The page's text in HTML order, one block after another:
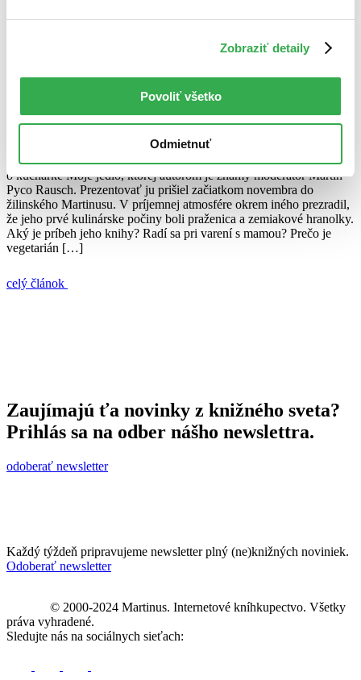
Zobraziť detaily
Povoliť všetko
Odmietnuť
Martin Pyco Rausch: Radšej som dal knihe šancu, než by som
Katarína Marčeková
Pôvodne vianočný darček, dnes kniha plná receptov. Reč je
o kuchárke Moje jedlo, ktorej autorom je známy moderátor Martin
Pyco Rausch. Prezentovať ju prišiel začiatkom novembra do
žilinského Martinusu. V príjemnej atmosfére okrem iného prezradil,
že jeho prvé kulinárske počiny boli praženica a zemiakové hranolky.
Aký je príbeh jeho knihy? Radí sa pri varení s mamou? Prečo je
vegetarián […]
celý článok
Zaujímajú ťa novinky z knižného sveta?
Prihlás sa na odber nášho newslettra.
odoberať newsletter
Každý týždeň pripravujeme newsletter plný (ne)knižných noviniek.
Odoberať newsletter
© 2000-2024 Martinus. Internetové kníhkupectvo. Všetky
práva vyhradené.
Sledujte nás na sociálnych sieťach: